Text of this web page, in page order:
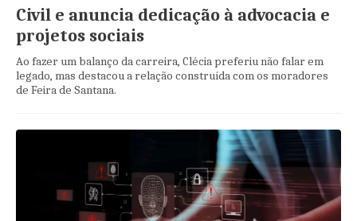
Civil e anuncia dedicação à advocacia e
projetos sociais
Ao fazer um balanço da carreira, Clécia preferiu não falar em
legado, mas destacou a relação construída com os moradores
de Feira de Santana.